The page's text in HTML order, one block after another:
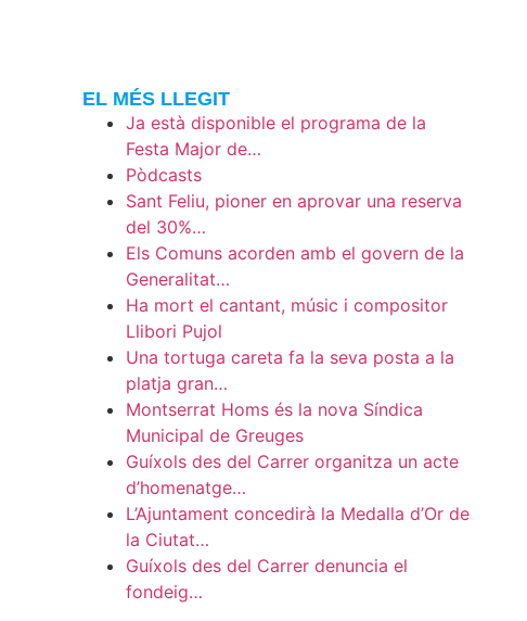
EL MÉS LLEGIT
Ja està disponible el programa de la
Festa Major de…
Pòdcasts
Sant Feliu, pioner en aprovar una reserva
del 30%…
Els Comuns acorden amb el govern de la
Generalitat…
Ha mort el cantant, músic i compositor
Llibori Pujol
Una tortuga careta fa la seva posta a la
platja gran…
Montserrat Homs és la nova Síndica
Municipal de Greuges
Guíxols des del Carrer organitza un acte
d’homenatge…
L’Ajuntament concedirà la Medalla d’Or de
la Ciutat…
Guíxols des del Carrer denuncia el
fondeig…